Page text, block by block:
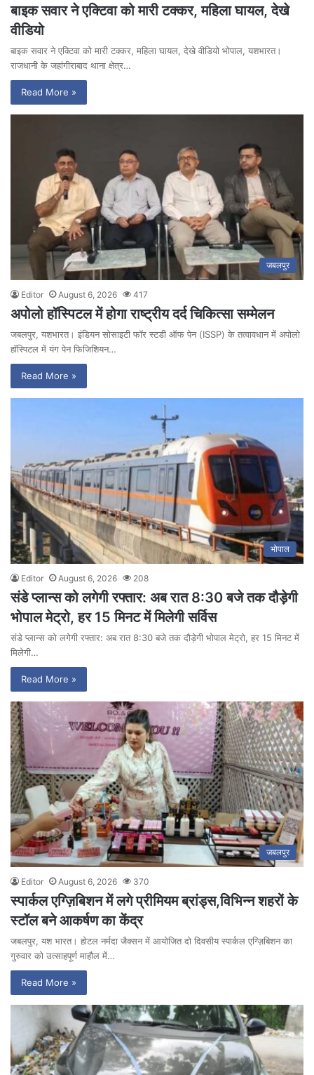
बाइक सवार ने एक्टिवा को मारी टक्कर, महिला घायल, देखे
वीडियो
बाइक सवार ने एक्टिवा को मारी टक्कर, महिला घायल, देखे वीडियो भोपाल, यशभारत।
राजधानी के जहांगीराबाद थाना क्षेत्र…
Read More »
जबलपुर
Editor August 6, 2026 417
अपोलो हॉस्पिटल में होगा राष्ट्रीय दर्द चिकित्सा सम्मेलन
जबलपुर, यशभारत। इंडियन सोसाइटी फॉर स्टडी ऑफ पेन (ISSP) के तत्वावधान में अपोलो
हॉस्पिटल में यंग पेन फिजिशियन…
Read More »
भोपाल
Editor August 6, 2026 208
संडे प्लान्स को लगेगी रफ्तार: अब रात 8:30 बजे तक दौड़ेगी
भोपाल मेट्रो, हर 15 मिनट में मिलेगी सर्विस
संडे प्लान्स को लगेगी रफ्तार: अब रात 8:30 बजे तक दौड़ेगी भोपाल मेट्रो, हर 15 मिनट में
मिलेगी…
Read More »
जबलपुर
Editor August 6, 2026 370
स्पार्कल एग्ज़िबिशन में लगे प्रीमियम ब्रांड्स,विभिन्न शहरों के
स्टॉल बने आकर्षण का केंद्र
जबलपुर, यश भारत। होटल नर्मदा जैक्सन में आयोजित दो दिवसीय स्पार्कल एग्ज़िबिशन का
गुरुवार को उत्साहपूर्ण माहौल में…
Read More »